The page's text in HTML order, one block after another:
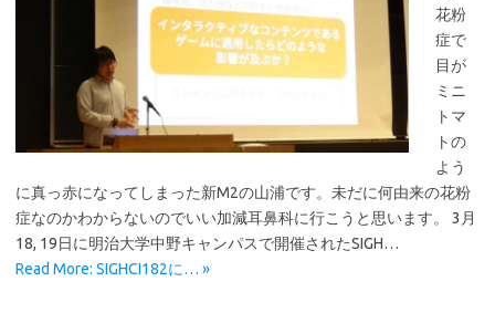
花粉
症で
目が
ミニ
トマ
トの
よう
に真っ赤になってしまった新M2の山浦です。未だに何由来の花粉
症なのかわからないのでいい加減耳鼻科に行こうと思います。 3月
18, 19日に明治大学中野キャンパスで開催されたSIGH…
Read More: SIGHCI182に… »